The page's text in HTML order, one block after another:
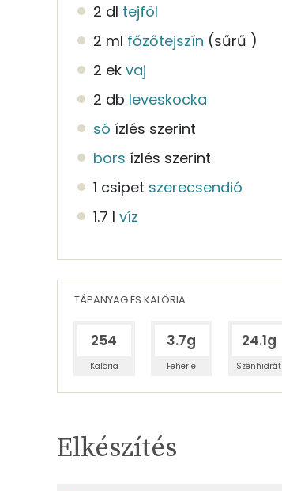
2 dl tejföl
2 ml főzőtejszín (sűrű )
2 ek vaj
2 db leveskocka
só ízlés szerint
bors ízlés szerint
1 csipet szerecsendió
1.7 l víz
TÁPANYAG ÉS KALÓRIA
254
Kalória
3.7g
Fehérje
24.1g
Szénhidrát
TÁPANYAGTARTALOM
Elkészítés